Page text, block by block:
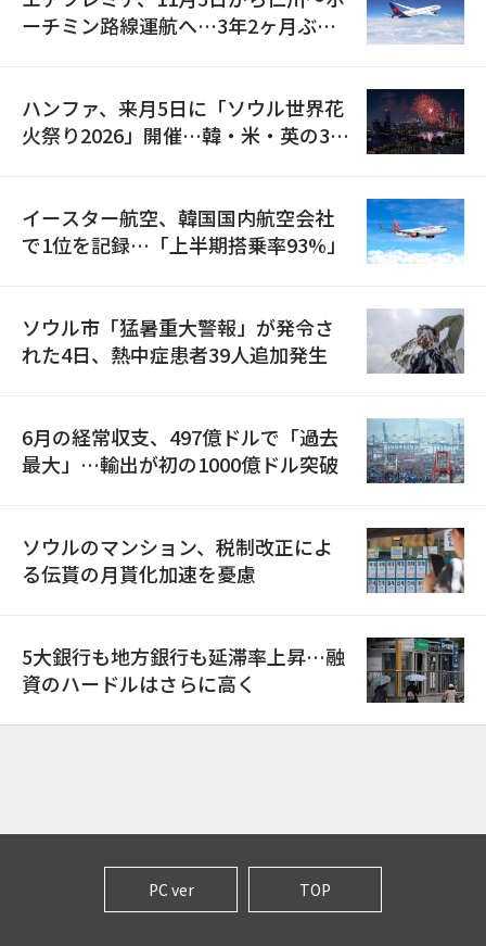
ーチミン路線運航へ…3年2ヶ月ぶり
ハンファ、来月5日に「ソウル世界花
火祭り2026」開催…韓・米・英の3カ
イースター航空、韓国国内航空会社
で1位を記録…「上半期搭乗率93%」
ソウル市「猛暑重大警報」が発令さ
れた4日、熱中症患者39人追加発生
6月の経常収支、497億ドルで「過去
最大」…輸出が初の1000億ドル突破
ソウルのマンション、税制改正によ
る伝貰の月貰化加速を憂慮
5大銀行も地方銀行も延滞率上昇…融
資のハードルはさらに高く
PC ver TOP